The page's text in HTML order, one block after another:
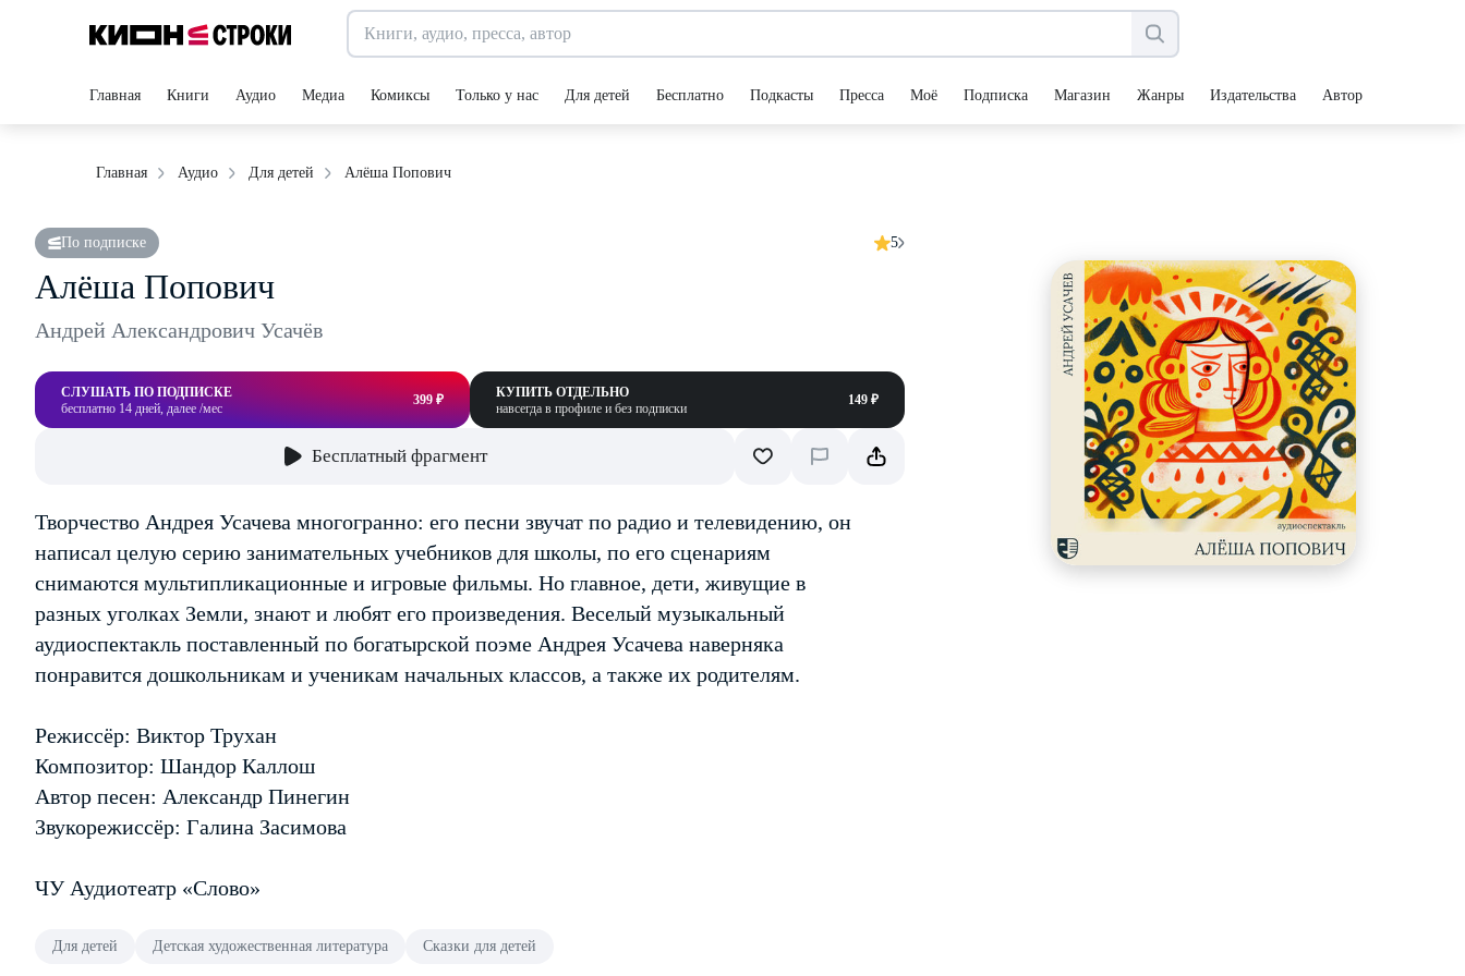
Главная Книги Аудио Медиа Комиксы Только у нас Для детей Бесплатно Подкасты Пресса Моё Подписка Магазин Жанры Издательства Авторы
Главная Аудио Для детей Алёша Попович
По подписке 5
Алёша Попович
Андрей Александрович Усачёв
СЛУШАТЬ ПО ПОДПИСКЕ
бесплатно 14 дней, далее /мес
399 ₽
КУПИТЬ ОТДЕЛЬНО
навсегда в профиле и без подписки
149 ₽
Бесплатный фрагмент
Творчество Андрея Усачева многогранно: его песни звучат по радио и телевидению, он
написал целую серию занимательных учебников для школы, по его сценариям
снимаются мультипликационные и игровые фильмы. Но главное, дети, живущие в
разных уголках Земли, знают и любят его произведения. Веселый музыкальный
аудиоспектакль поставленный по богатырской поэме Андрея Усачева наверняка
понравится дошкольникам и ученикам начальных классов, а также их родителям.
Режиссёр: Виктор Трухан
Композитор: Шандор Каллош
Автор песен: Александр Пинегин
Звукорежиссёр: Галина Засимова
ЧУ Аудиотеатр «Слово»
Для детей Детская художественная литература Сказки для детей